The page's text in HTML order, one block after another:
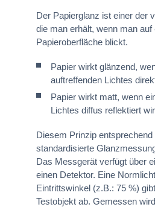
Der Papierglanz ist einer der
die man erhält, wenn man auf
Papieroberfläche blickt.
Papier wirkt glänzend,
auftreffenden Lichtes
Papier wirkt matt, wenn
Lichtes diffus reflektiert
Diesem Prinzip entsprechend
standardisierte
Das Messgerät verfügt über
einen Detektor. Eine
Eintrittswinkel (z.B.: 75 %)
Testobjekt ab. Gemessen